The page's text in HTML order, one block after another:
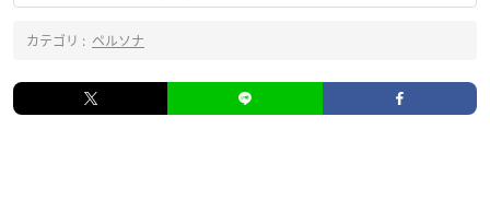
カテゴリ : ペルソナ